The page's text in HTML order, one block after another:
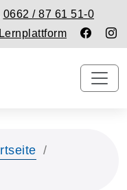
0662 / 87 61 51-0
Lernplattform